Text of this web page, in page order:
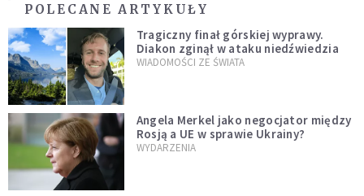
POLECANE ARTYKUŁY
Tragiczny finał górskiej wyprawy.
Diakon zginął w ataku niedźwiedzia
WIADOMOŚCI ZE ŚWIATA
Angela Merkel jako negocjator między
Rosją a UE w sprawie Ukrainy?
WYDARZENIA